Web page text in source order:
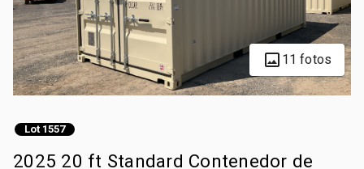
11 fotos
Lot 1557
2025 20 ft Standard Contenedor de